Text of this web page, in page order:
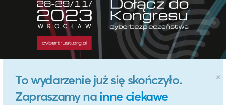
×
To wydarzenie już się skończyło.
Zapraszamy na inne ciekawe